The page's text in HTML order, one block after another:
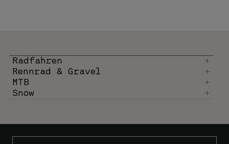
Radfahren
Rennrad & Gravel
MTB
Snow